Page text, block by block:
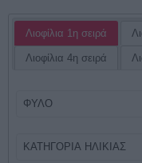
Λιοφίλια 1η σειρά
Λιοφίλια 4η σειρά